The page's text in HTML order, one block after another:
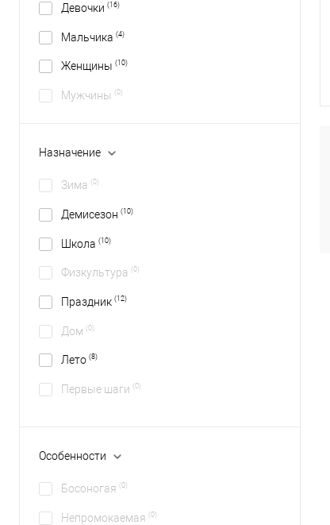
Девочки (16)
Мальчика (4)
Женщины (10)
Мужчины (0)
Назначение
Зима (0)
Демисезон (10)
Школа (10)
Физкультура (0)
Праздник (12)
Дом (0)
Лето (8)
Первые шаги (0)
Особенности
Босоногая (0)
Непромокаемая (0)